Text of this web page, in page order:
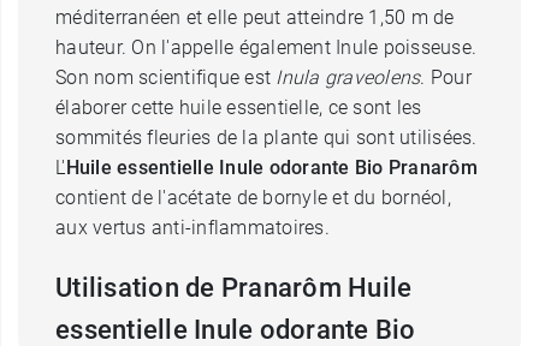
méditerranéen et elle peut atteindre 1,50 m de
hauteur. On l'appelle également Inule poisseuse.
Son nom scientifique est Inula graveolens. Pour
élaborer cette huile essentielle, ce sont les
sommités fleuries de la plante qui sont utilisées.
L'Huile essentielle Inule odorante Bio Pranarôm
contient de l'acétate de bornyle et du bornéol,
aux vertus anti-inflammatoires.
Utilisation de Pranarôm Huile
essentielle Inule odorante Bio